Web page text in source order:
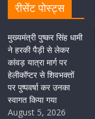
रीसेंट पोस्ट्स
मुख्यमंत्री पुष्कर सिंह धामी
ने हरकी पैड़ी से लेकर
कांवड़ यात्रा मार्ग पर
हेलीकॉप्टर से शिवभक्तों
पर पुष्पवर्षा कर उनका
स्वागत किया गया
August 5, 2026